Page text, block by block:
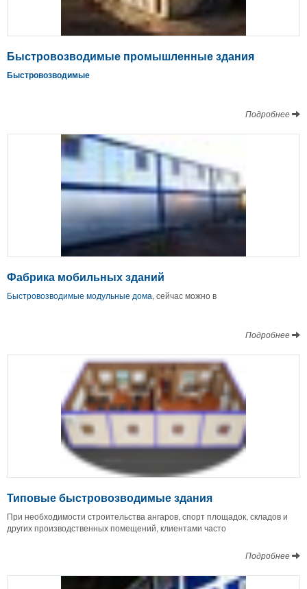
Быстровозводимые промышленные здания
Быстровозводимые
Подробнее
Фабрика мобильных зданий
Быстровозводимые модульные дома, сейчас можно в
Подробнее
Типовые быстровозводимые здания
При необходимости строительства ангаров, спорт площадок, складов и
других производственных помещений, клиентами часто
Подробнее